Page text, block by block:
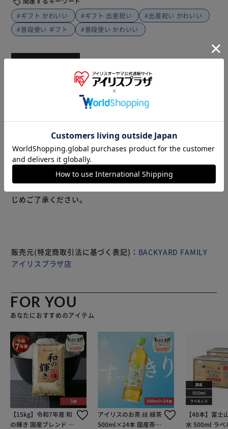
#ギフト かわいい
#ギフト 出産祝い
#出産祝い かわいい
#普段使い ギフト
#普段使い かわいい
商品説明 仕様・サイズ 商品レビュー
赤ちゃんの足元をかわいらしく引き立てるとともに寒さから
守るアイテム。 足元をチャームポイントにすると同時に血
管が表面に集まる足首を守ることができ、体温を維持するの
に役立つのがおすすめポイント。 寒い季節だけでなく冷房
の厳しい夏もエアコンの冷気がたまりやすいベビーカーの高
さで過ごす赤ちゃんには年間の通じての定番アイテムとして
利用可能。 【商品配送について】 配送番号なしの配送にな
ります。
もっと見る
じめご了承ください。
販売元(特定商取引法に基づく表記)： BACKYARD FAMILY
アイリスプラザ店
FOR YOU
あなたにおすすめのアイテム
【15kg】令和7年産 和
の輝き 国産ブレンド 5
アイリスのお茶 綠 緑茶
500ml×24本 国産茶葉
【48本】富士
水 500ml ラベ